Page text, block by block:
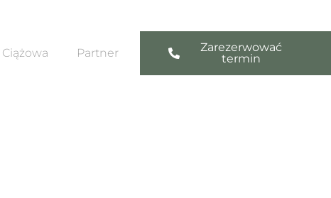
Ciążowa Partner
Zarezerwować
termin